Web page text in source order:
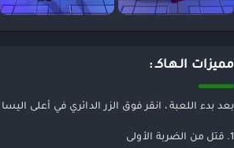
مميزات الـهـاكـ :
بعد بدء اللعبة ، انقر فوق الزر الدائري في أعلى
1. قتل من الضربة الأولى